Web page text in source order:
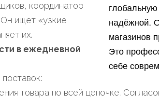
надёжной.
магазинов
Это
себе
координатор
ищет «узкие
их.
в ежедневной
товара по всей цепочке.